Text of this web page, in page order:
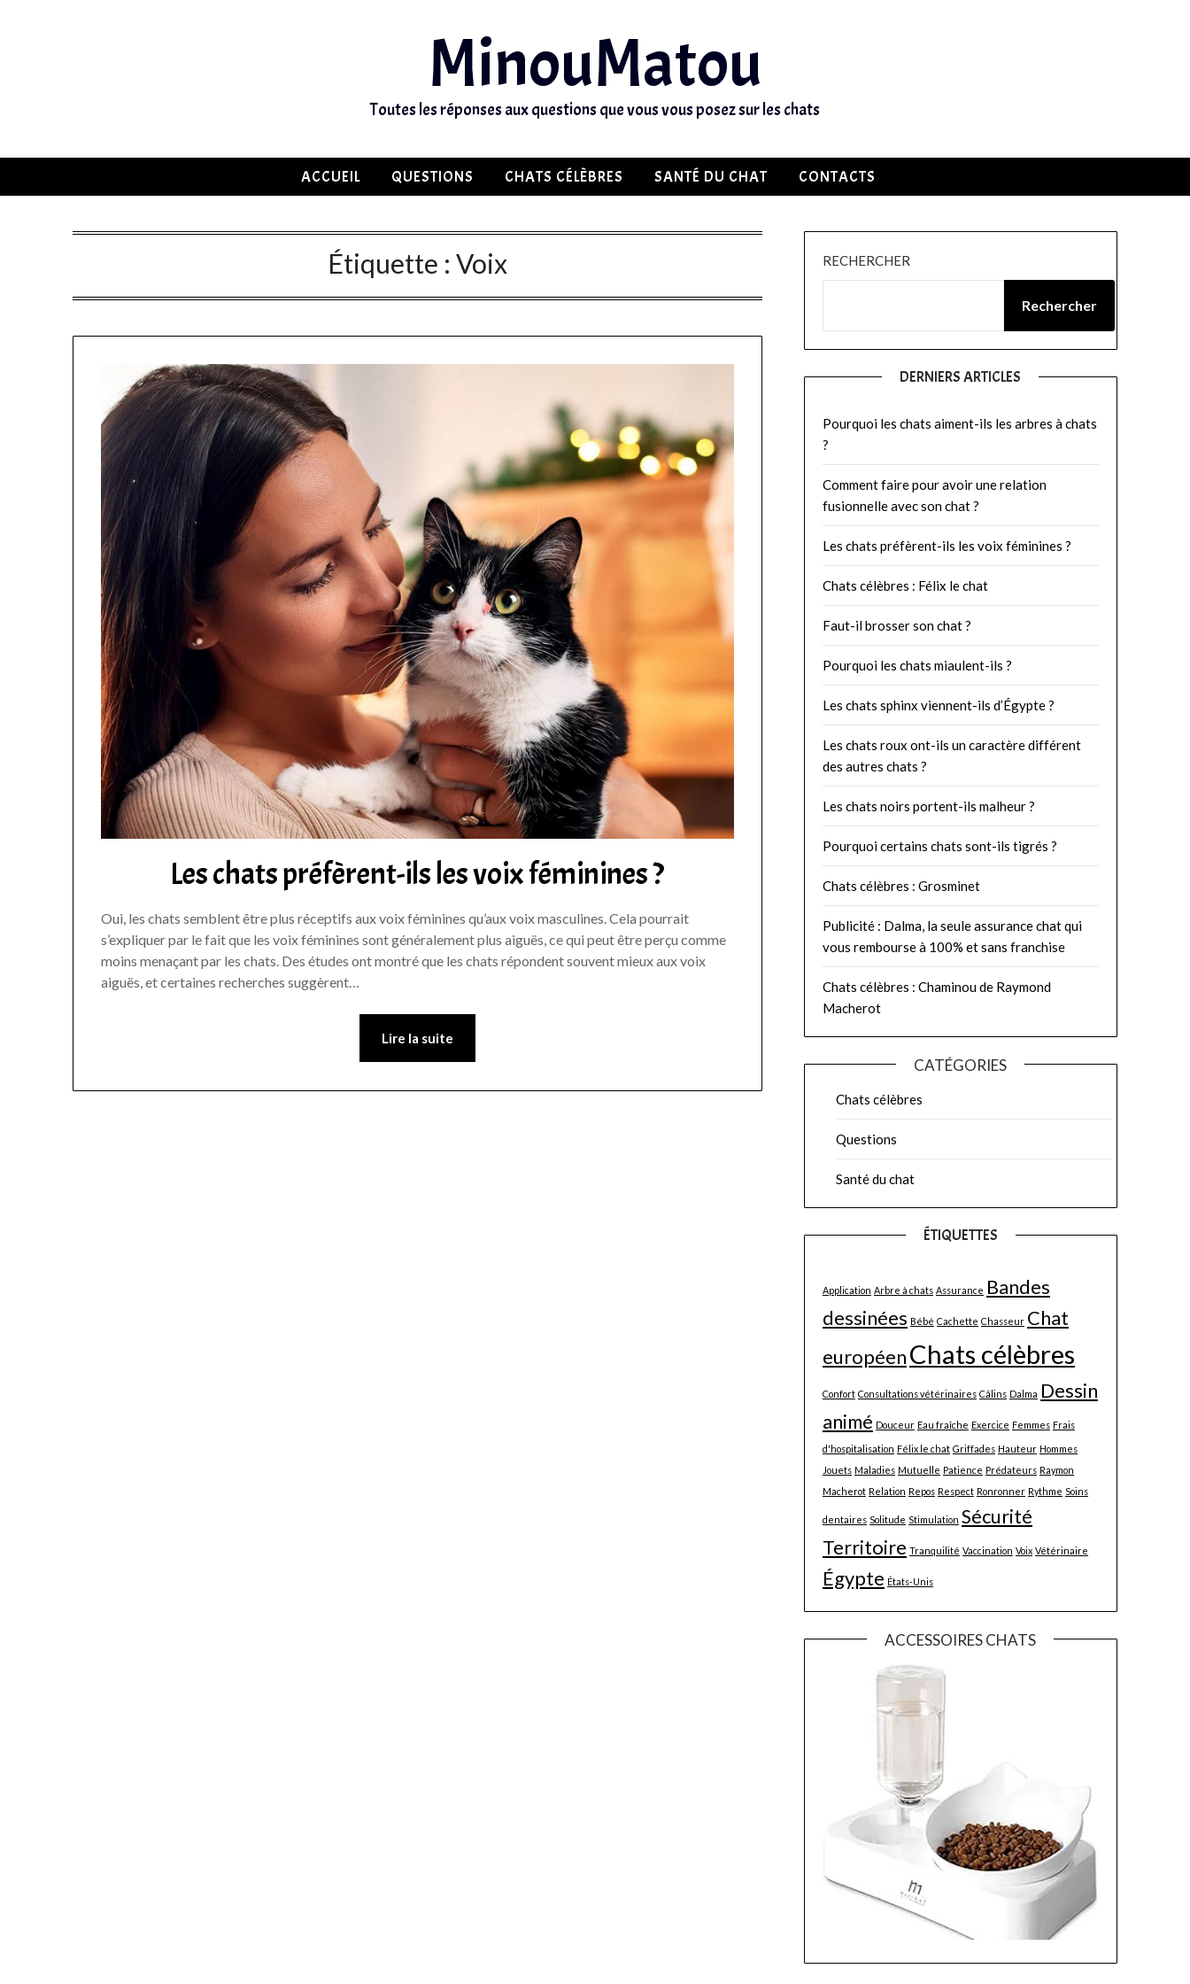
MinouMatou
Toutes les réponses aux questions que vous vous posez sur les chats
ACCUEIL QUESTIONS CHATS CÉLÈBRES SANTÉ DU CHAT CONTACTS
Étiquette : Voix
Les chats préfèrent-ils les voix féminines ?
Oui, les chats semblent être plus réceptifs aux voix féminines qu’aux voix masculines. Cela pourrait
s’expliquer par le fait que les voix féminines sont généralement plus aiguës, ce qui peut être perçu comme
moins menaçant par les chats. Des études ont montré que les chats répondent souvent mieux aux voix
aiguës, et certaines recherches suggèrent…
Lire la suite
RECHERCHER
Rechercher
DERNIERS ARTICLES
Pourquoi les chats aiment-ils les arbres à chats
?
Comment faire pour avoir une relation
fusionnelle avec son chat ?
Les chats préfèrent-ils les voix féminines ?
Chats célèbres : Félix le chat
Faut-il brosser son chat ?
Pourquoi les chats miaulent-ils ?
Les chats sphinx viennent-ils d’Égypte ?
Les chats roux ont-ils un caractère différent
des autres chats ?
Les chats noirs portent-ils malheur ?
Pourquoi certains chats sont-ils tigrés ?
Chats célèbres : Grosminet
Publicité : Dalma, la seule assurance chat qui
vous rembourse à 100% et sans franchise
Chats célèbres : Chaminou de Raymond
Macherot
CATÉGORIES
Chats célèbres
Questions
Santé du chat
ÉTIQUETTES
Application Arbre à chats Assurance Bandes
dessinées Bébé Cachette Chasseur Chat
européenChats célèbres
Confort Consultations vétérinaires Câlins Dalma Dessin
animé Douceur Eau fraîche Exercice Femmes Frais
d'hospitalisation Félix le chat Griffades Hauteur Hommes
Jouets Maladies Mutuelle Patience Prédateurs Raymon
Macherot Relation Repos Respect Ronronner Rythme Soins
dentaires Solitude Stimulation Sécurité
Territoire Tranquilité Vaccination Voix Vétérinaire
Égypte États-Unis
ACCESSOIRES CHATS